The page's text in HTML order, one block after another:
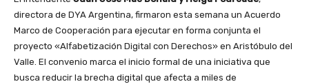
directora de DYA Argentina, firmaron esta semana un Acuerdo
Marco de Cooperación para ejecutar en forma conjunta el
proyecto «Alfabetización Digital con Derechos» en Aristóbulo del
Valle. El convenio marca el inicio formal de una iniciativa que
busca reducir la brecha digital que afecta a miles de